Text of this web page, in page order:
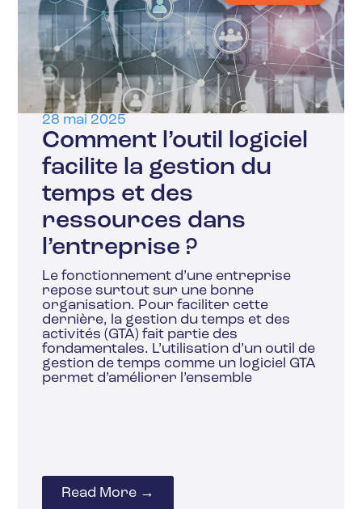
28 mai 2025
Comment l’outil logiciel
facilite la gestion du
temps et des
ressources dans
l’entreprise ?
Le fonctionnement d’une entreprise
repose surtout sur une bonne
organisation. Pour faciliter cette
dernière, la gestion du temps et des
activités (GTA) fait partie des
fondamentales. L’utilisation d’un outil de
gestion de temps comme un logiciel GTA
permet d’améliorer l’ensemble
Read More →